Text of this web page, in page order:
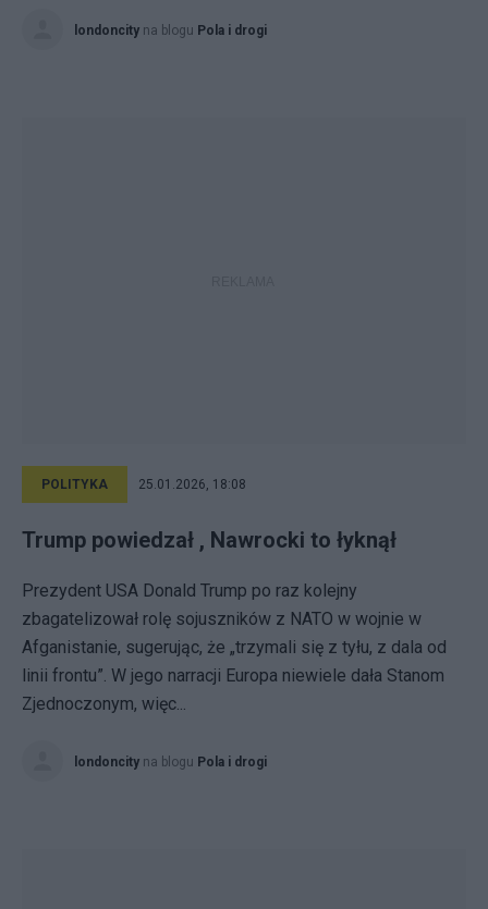
londoncity na blogu Pola i drogi
POLITYKA 25.01.2026, 18:08
Trump powiedzał , Nawrocki to łyknął
Prezydent USA Donald Trump po raz kolejny
zbagatelizował rolę sojuszników z NATO w wojnie w
Afganistanie, sugerując, że „trzymali się z tyłu, z dala od
linii frontu”. W jego narracji Europa niewiele dała Stanom
Zjednoczonym, więc...
londoncity na blogu Pola i drogi